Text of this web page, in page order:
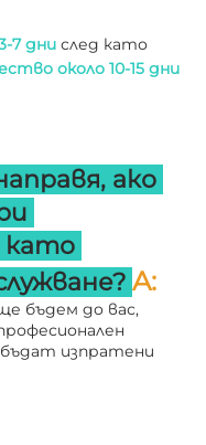
7 дни след като
ако
като
бъдем до вас,
изпратени